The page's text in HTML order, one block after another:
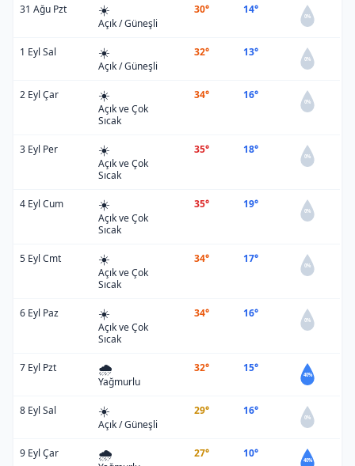
31 Ağu Pzt ☀️
Açık / Güneşli
30° 14°
0%
1 Eyl Sal ☀️
Açık / Güneşli
32° 13°
0%
2 Eyl Çar ☀️
Açık ve Çok
Sıcak
34° 16°
0%
3 Eyl Per ☀️
Açık ve Çok
Sıcak
35° 18°
0%
4 Eyl Cum ☀️
Açık ve Çok
Sıcak
35° 19°
0%
5 Eyl Cmt ☀️
Açık ve Çok
Sıcak
34° 17°
0%
6 Eyl Paz ☀️
Açık ve Çok
Sıcak
34° 16°
0%
7 Eyl Pzt 🌧️
Yağmurlu
32° 15°
40%
8 Eyl Sal ☀️
Açık / Güneşli
29° 16°
0%
9 Eyl Çar 🌧️ 27° 10°
40%